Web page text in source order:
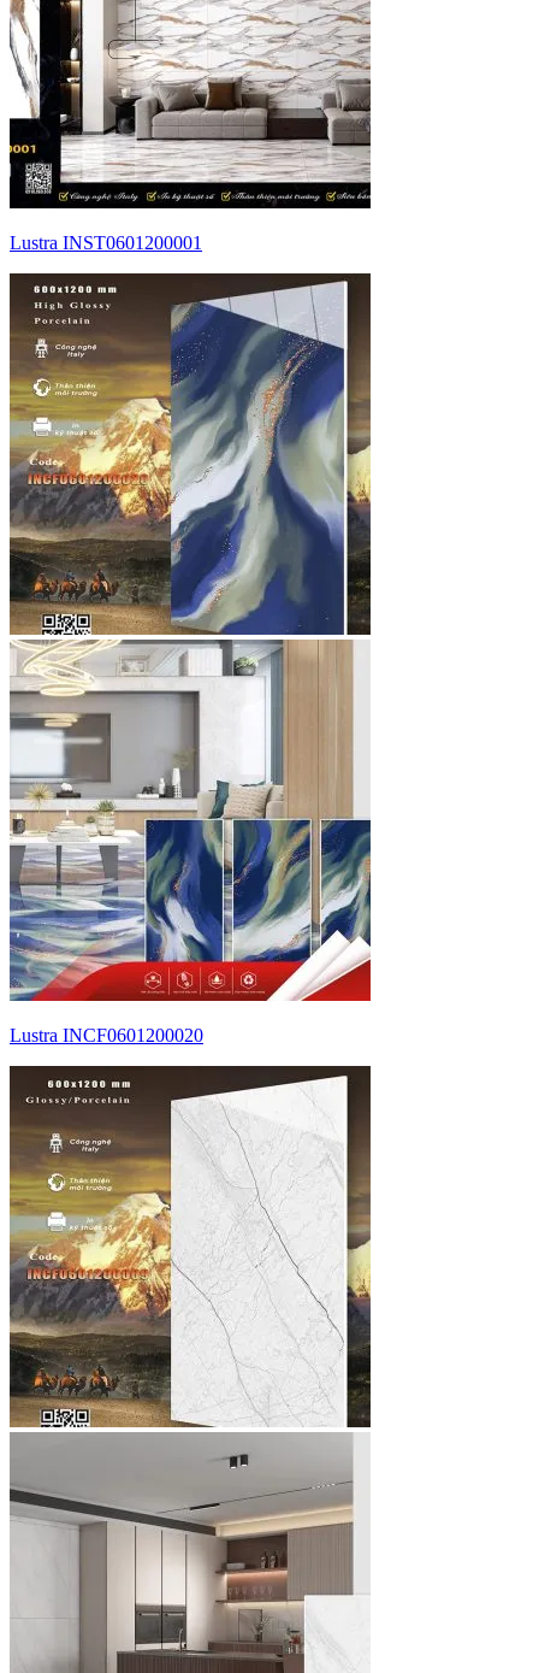
Lustra INST0601200001
Lustra INCF0601200020